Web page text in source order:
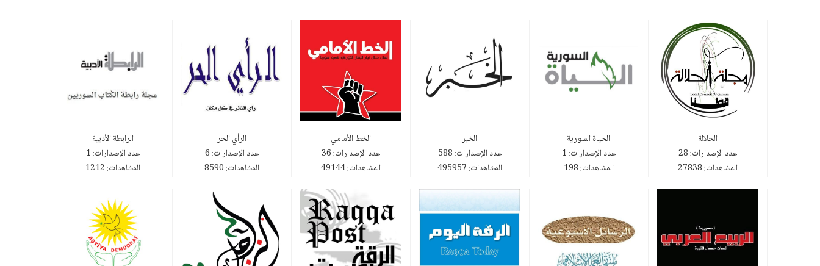
الحلالة
عدد الإصدارات: 28
المشاهدات: 27838
الحياة السورية
عدد الإصدارات: 1
المشاهدات: 198
الخبر
عدد الإصدارات: 588
المشاهدات: 495957
الخط الأمامي
عدد الإصدارات: 36
المشاهدات: 49144
الرأي الحر
عدد الإصدارات: 6
المشاهدات: 8590
الرابطة الأدبية
عدد الإصدارات: 1
المشاهدات: 1212